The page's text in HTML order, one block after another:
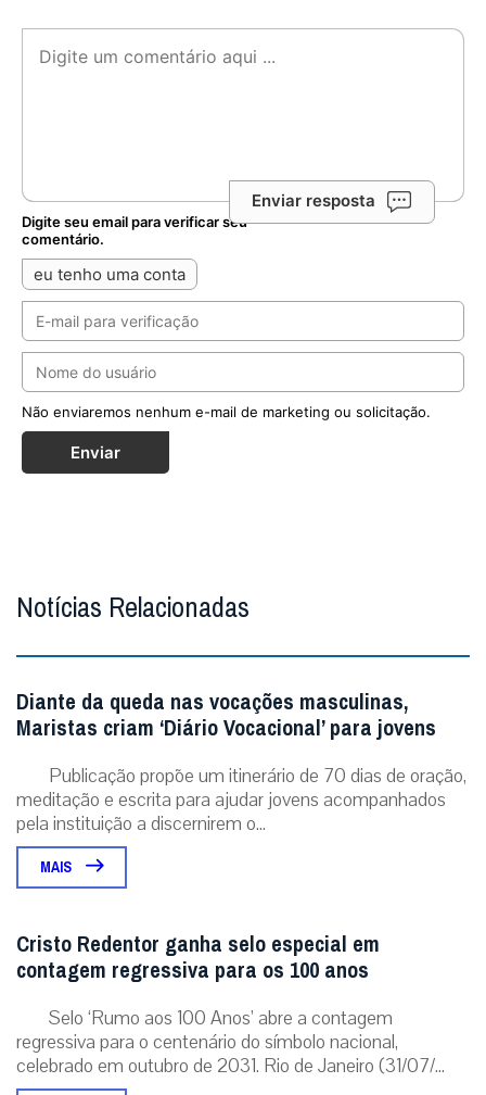
Enviar resposta
Digite seu email para verificar seu
comentário.
eu tenho uma conta
Não enviaremos nenhum e-mail de marketing ou solicitação.
Enviar
Notícias Relacionadas
Diante da queda nas vocações masculinas,
Maristas criam ‘Diário Vocacional’ para jovens
Publicação propõe um itinerário de 70 dias de oração,
meditação e escrita para ajudar jovens acompanhados
pela instituição a discernirem o...
MAIS
Cristo Redentor ganha selo especial em
contagem regressiva para os 100 anos
Selo ‘Rumo aos 100 Anos’ abre a contagem
regressiva para o centenário do símbolo nacional,
celebrado em outubro de 2031. Rio de Janeiro (31/07/...